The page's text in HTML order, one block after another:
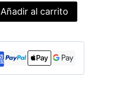
Añadir al carrito